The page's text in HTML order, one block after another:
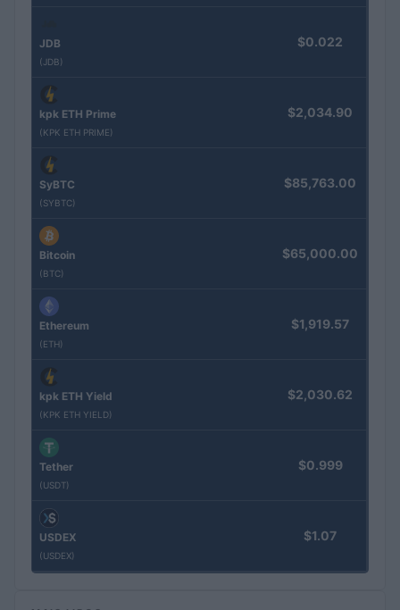
JDB
(JDB)
$0.022
kpk ETH Prime
(KPK ETH PRIME)
$2,034.90
SyBTC
(SYBTC)
$85,763.00
Bitcoin
(BTC)
$65,000.00
Ethereum
(ETH)
$1,919.57
kpk ETH Yield
(KPK ETH YIELD)
$2,030.62
Tether
(USDT)
$0.999
USDEX
(USDEX)
$1.07